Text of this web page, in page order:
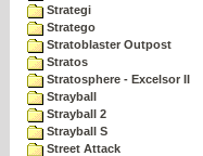
Strategi
Stratego
Stratoblaster Outpost
Stratos
Stratosphere - Excelsor II
Strayball
Strayball 2
Strayball S
Street Attack